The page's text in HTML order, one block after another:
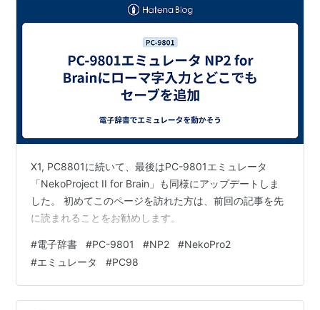
X1, PC8801に続いて、最後はPC-9801エミュレータ
「NekoProject II for Brain」も同様にアップデートしま
した。 初めてこのページを訪れた方は、前回の記事を先
に読まれることをお勧めします。
#電子辞書 #PC-9801 #NP2 #NekoPro2
#エミュレータ #PC98